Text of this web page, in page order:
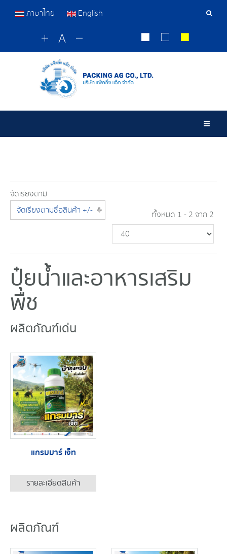
เครื่อ
ภาษาไทย English
จัดเรียงตาม
จัดเรียงตามชื่อสินค้า +/-
ทั้งหมด 1 - 2 จาก 2
ปุ๋ยน้ำและอาหารเสริม
พืช
ผลิตภัณฑ์เด่น
แกรมมาร์ เจ็ท
รายละเอียดสินค้า
ผลิตภัณฑ์